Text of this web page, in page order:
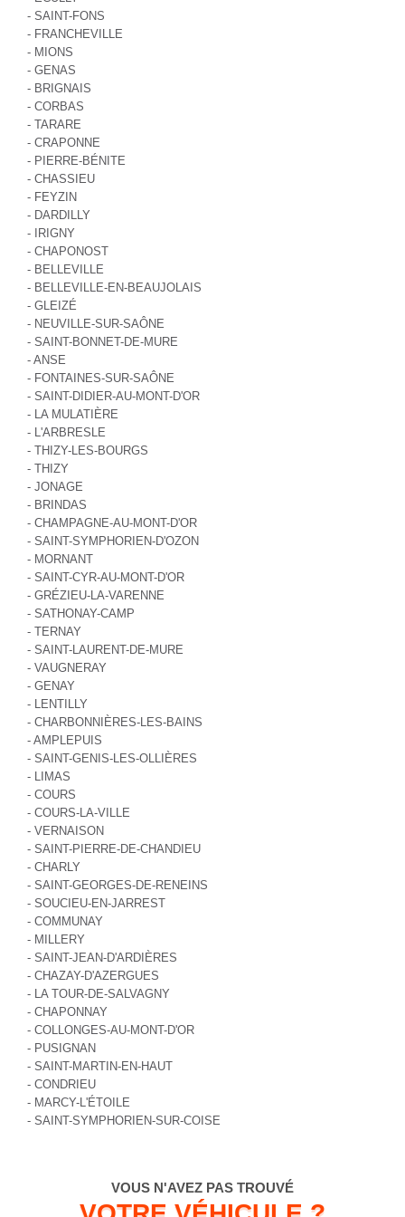
- SAINT-FONS
- FRANCHEVILLE
- MIONS
- GENAS
- BRIGNAIS
- CORBAS
- TARARE
- CRAPONNE
- PIERRE-BÉNITE
- CHASSIEU
- FEYZIN
- DARDILLY
- IRIGNY
- CHAPONOST
- BELLEVILLE
- BELLEVILLE-EN-BEAUJOLAIS
- GLEIZÉ
- NEUVILLE-SUR-SAÔNE
- SAINT-BONNET-DE-MURE
- ANSE
- FONTAINES-SUR-SAÔNE
- SAINT-DIDIER-AU-MONT-D'OR
- LA MULATIÈRE
- L'ARBRESLE
- THIZY-LES-BOURGS
- THIZY
- JONAGE
- BRINDAS
- CHAMPAGNE-AU-MONT-D'OR
- SAINT-SYMPHORIEN-D'OZON
- MORNANT
- SAINT-CYR-AU-MONT-D'OR
- GRÉZIEU-LA-VARENNE
- SATHONAY-CAMP
- TERNAY
- SAINT-LAURENT-DE-MURE
- VAUGNERAY
- GENAY
- LENTILLY
- CHARBONNIÈRES-LES-BAINS
- AMPLEPUIS
- SAINT-GENIS-LES-OLLIÈRES
- LIMAS
- COURS
- COURS-LA-VILLE
- VERNAISON
- SAINT-PIERRE-DE-CHANDIEU
- CHARLY
- SAINT-GEORGES-DE-RENEINS
- SOUCIEU-EN-JARREST
- COMMUNAY
- MILLERY
- SAINT-JEAN-D'ARDIÈRES
- CHAZAY-D'AZERGUES
- LA TOUR-DE-SALVAGNY
- CHAPONNAY
- COLLONGES-AU-MONT-D'OR
- PUSIGNAN
- SAINT-MARTIN-EN-HAUT
- CONDRIEU
- MARCY-L'ÉTOILE
- SAINT-SYMPHORIEN-SUR-COISE
VOUS N'AVEZ PAS TROUVÉ